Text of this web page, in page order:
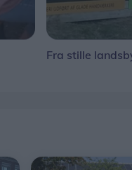
Fra stille